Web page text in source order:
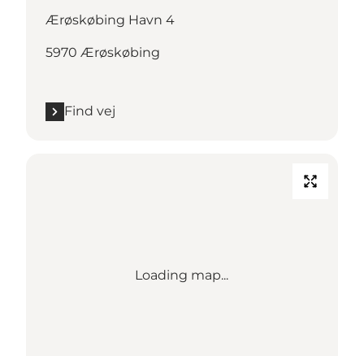
Ærøskøbing Havn 4
5970 Ærøskøbing
Find vej
Loading map...